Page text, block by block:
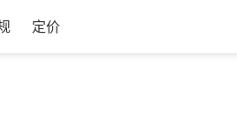
定价